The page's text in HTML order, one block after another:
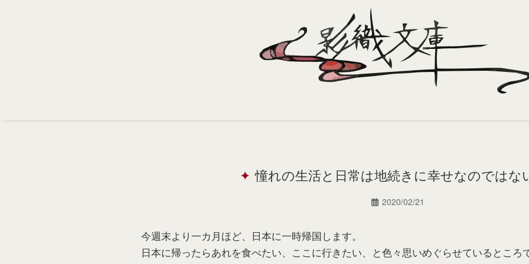
憧れの生活と日常は地続きに幸せなのではな
2020/02/21
今週末より一カ月ほど、日本に一時帰国します。
日本に帰ったらあれを食べたい、ここに行きたい、と色々思いめぐらせているところ